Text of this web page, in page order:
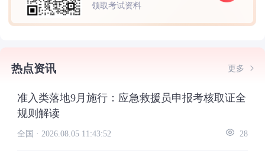
领取考试资料
热点资讯 更多
准入类落地9月施行：应急救援员申报考核取证全
规则解读
全国 · 2026.08.05 11:43:52 28